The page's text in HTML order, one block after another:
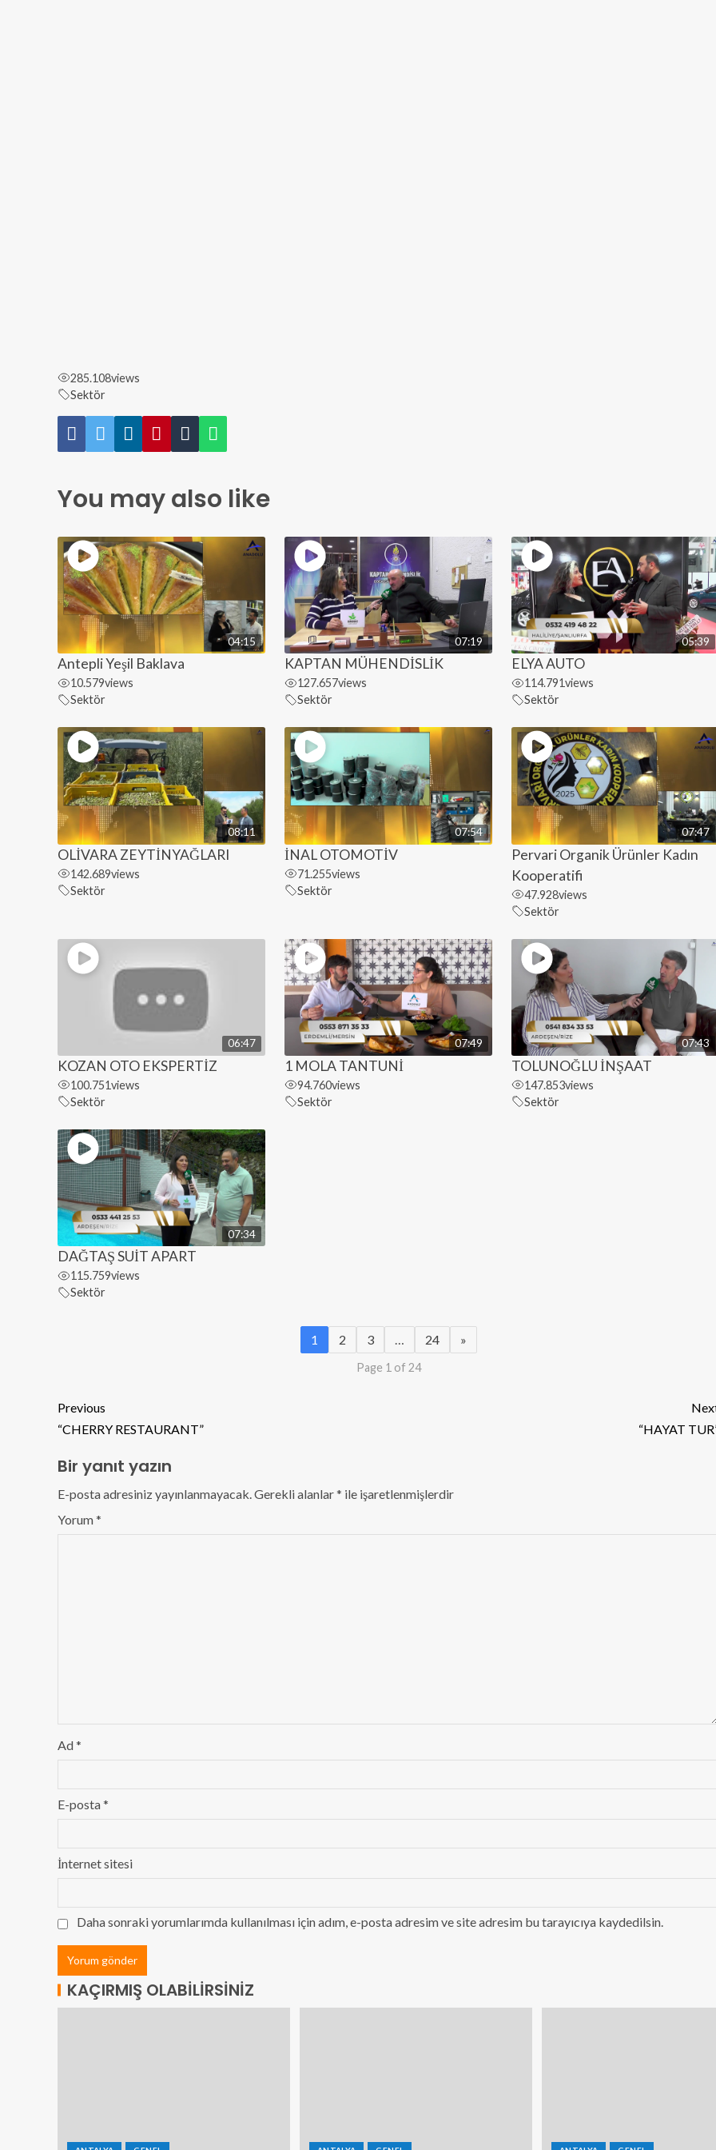
285.108views
Sektör
You may also like
04:15
Antepli Yeşil Baklava
10.579views
Sektör
07:19
KAPTAN MÜHENDİSLİK
127.657views
Sektör
05:39
ELYA AUTO
114.791views
Sektör
08:11
OLİVARA ZEYTİNYAĞLARI
142.689views
Sektör
07:54
İNAL OTOMOTİV
71.255views
Sektör
07:47
Pervari Organik Ürünler Kadın
Kooperatifi
47.928views
Sektör
06:47
KOZAN OTO EKSPERTİZ
100.751views
Sektör
07:49
1 MOLA TANTUNİ
94.760views
Sektör
07:43
TOLUNOĞLU İNŞAAT
147.853views
Sektör
07:34
DAĞTAŞ SUİT APART
115.759views
Sektör
1 2 3 … 24 »
Page 1 of 24
Previous
“CHERRY RESTAURANT”
“HAYAT
Bir yanıt yazın
E-posta adresiniz yayınlanmayacak.Gerekli alanlar* ile işaretlenmişlerdir
Yorum*
Ad*
E-posta*
İnternet sitesi
Daha sonraki yorumlarımda kullanılması için adım, e-posta adresim ve site adresim bu tarayıcıya kaydedilsin.
KAÇIRMIŞ OLABILIRSINIZ